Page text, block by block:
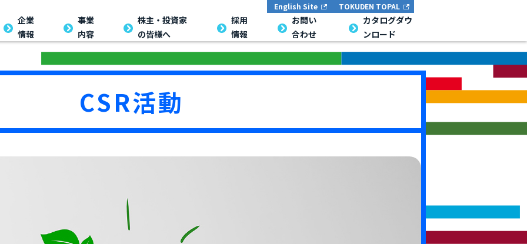
English Site TOKUDEN TOPAL
企業
情報
事業
内容
株主・投資家
の皆様へ
採用
情報
お問い
合わせ
カタログダウ
ンロード
CSR活動